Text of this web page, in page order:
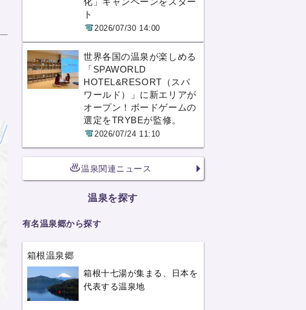
ト
2026/07/30 14:00
世界各国の温泉が楽しめる
「SPAWORLD
HOTEL&RESORT（スパ
ワールド）」に新エリアが
オープン！ボードゲームの
選定をTRYBEが監修。
2026/07/24 11:10
温泉関連ニュース
温泉を探す
有名温泉郷から探す
箱根温泉郷
箱根十七湯が集まる、日本を
代表する温泉地